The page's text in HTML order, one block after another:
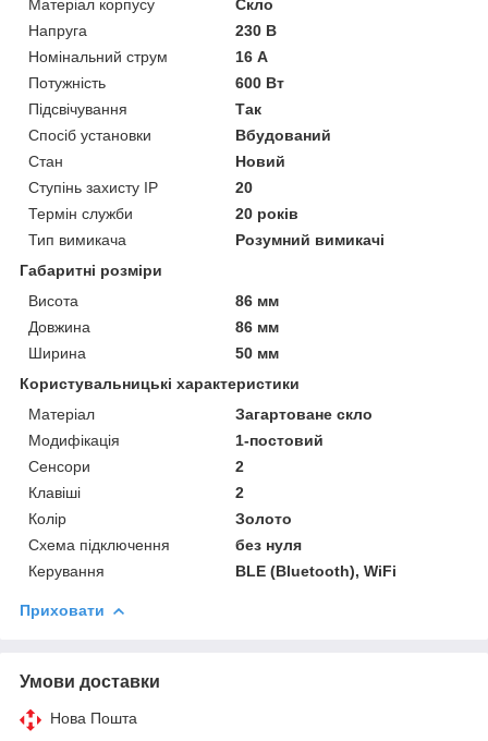
Матеріал корпусу
Скло
Напруга
230 В
Номінальний струм
16 А
Потужність
600 Вт
Підсвічування
Так
Спосіб установки
Вбудований
Стан
Новий
Ступінь захисту IP
20
Термін служби
20 років
Тип вимикача
Розумний вимикачі
Габаритні розміри
Висота
86 мм
Довжина
86 мм
Ширина
50 мм
Користувальницькі характеристики
Матеріал
Загартоване скло
Модифікація
1-постовий
Сенсори
2
Клавіші
2
Колір
Золото
Схема підключення
без нуля
Керування
BLE (Bluetooth), WiFi
Приховати
Умови доставки
Нова Пошта